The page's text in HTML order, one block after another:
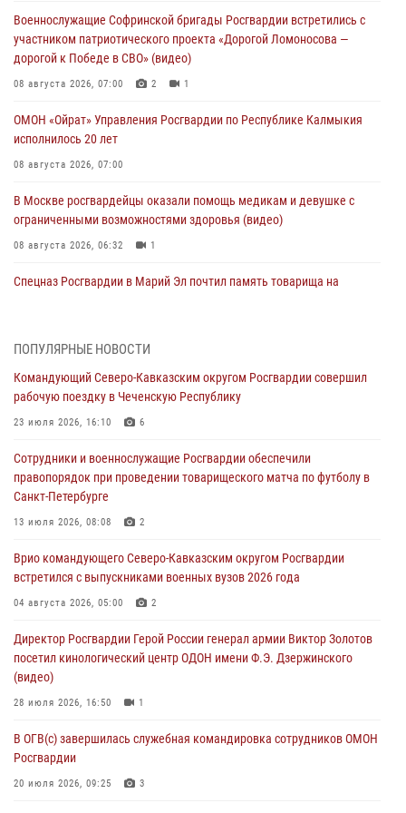
Военнослужащие Софринской бригады Росгвардии встретились с
участником патриотического проекта «Дорогой Ломоносова —
дорогой к Победе в СВО» (видео)
08 августа 2026, 07:00 2 1
ОМОН «Ойрат» Управления Росгвардии по Республике Калмыкия
исполнилось 20 лет
08 августа 2026, 07:00
В Москве росгвардейцы оказали помощь медикам и девушке с
ограниченными возможностями здоровья (видео)
08 августа 2026, 06:32 1
Спецназ Росгвардии в Марий Эл почтил память товарища на
турнирами, мастер-классами и легкоатлетическими забегами
08 августа 2026, 06:03
подготовки на Урале
08 августа 2026, 05:00 3
В ДНР выполняющие задачи СВО росгвардейцы получают из дома
08 августа 2026, 05:00
Комплексные проверки безопасности объектов образования с
08 августа 2026, 04:01
ПОПУЛЯРНЫЕ НОВОСТИ
Командующий Северо-Кавказским округом Росгвардии совершил
рабочую поездку в Чеченскую Республику
23 июля 2026, 16:10 6
Сотрудники и военнослужащие Росгвардии обеспечили
правопорядок при проведении товарищеского матча по футболу в
Санкт-Петербурге
13 июля 2026, 08:08 2
Врио командующего Северо-Кавказским округом Росгвардии
встретился с выпускниками военных вузов 2026 года
04 августа 2026, 05:00 2
Директор Росгвардии Герой России генерал армии Виктор Золотов
посетил кинологический центр ОДОН имени Ф.Э. Дзержинского
(видео)
28 июля 2026, 16:50 1
В ОГВ(с) завершилась служебная командировка сотрудников ОМОН
Росгвардии
20 июля 2026, 09:25 3